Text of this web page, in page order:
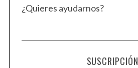
¿Quieres ayudarnos?
SUSCRIPCIÓN